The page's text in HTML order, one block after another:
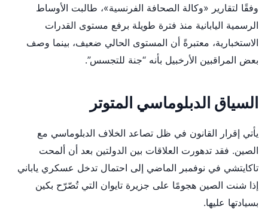
وفقًا لتقارير «وكالة الصحافة الفرنسية»، طالبت الأوساط
الرسمية اليابانية منذ فترة طويلة برفع مستوى القدرات
الاستخبارية، معتبرةً أن المستوى الحالي ضعيف، بينما وصف
بعض المراقبين الأرخبيل بأنه “جنة للتجسس”.
السياق الدبلوماسي المتوتر
يأتي إقرار القانون في ظل تصاعد الخلاف الدبلوماسي مع
الصين. فقد تدهورت العلاقات بين الدولتين بعد أن ألمحت
تاكايتشي في نوفمبر الماضي إلى احتمال تدخل عسكري ياباني
إذا شنت الصين هجومًا على جزيرة تايوان التي تُصّرّح بكين
بسيادتها عليها.